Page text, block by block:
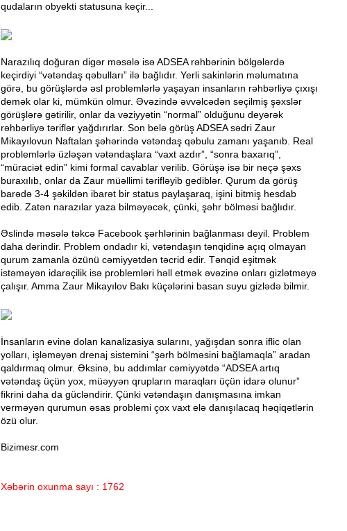
qudaların obyekti statusuna keçir...
Narazılıq doğuran digər məsələ isə ADSEA rəhbərinin bölgələrdə
keçirdiyi “vətəndaş qəbulları” ilə bağlıdır. Yerli sakinlərin məlumatına
görə, bu görüşlərdə əsl problemlərlə yaşayan insanların rəhbərliyə çıxışı
demək olar ki, mümkün olmur. Əvəzində əvvəlcədən seçilmiş şəxslər
görüşlərə gətirilir, onlar da vəziyyətin “normal” olduğunu deyərək
rəhbərliyə təriflər yağdırırlar. Son belə görüş ADSEA sədri Zaur
Mikayılovun Naftalan şəhərində vətəndaş qəbulu zamanı yaşanıb. Real
problemlərlə üzləşən vətəndaşlara “vaxt azdır”, “sonra baxarıq”,
“müraciət edin” kimi formal cavablar verilib. Görüşə isə bir neçə şəxs
buraxılıb, onlar da Zaur müəllimi tərifləyib gediblər. Qurum da görüş
barədə 3-4 şəkildən ibarət bir status paylaşaraq, işini bitmiş hesdab
edib. Zatən narazılar yaza bilməyəcək, çünki, şəhr bölməsi bağlıdır.
Əslində məsələ təkcə Facebook şərhlərinin bağlanması deyil. Problem
daha dərindir. Problem ondadır ki, vətəndaşın tənqidinə açıq olmayan
qurum zamanla özünü cəmiyyətdən təcrid edir. Tənqid eşitmək
istəməyən idarəçilik isə problemləri həll etmək əvəzinə onları gizlətməyə
çalışır. Amma Zaur Mikayılov Bakı küçələrini basan suyu gizlədə bilmir.
İnsanların evinə dolan kanalizasiya sularını, yağışdan sonra iflic olan
yolları, işləməyən drenaj sistemini “şərh bölməsini bağlamaqla” aradan
qaldırmaq olmur. Əksinə, bu addımlar cəmiyyətdə “ADSEA artıq
vətəndaş üçün yox, müəyyən qrupların maraqları üçün idarə olunur”
fikrini daha da gücləndirir. Çünki vətəndaşın danışmasına imkan
verməyən qurumun əsas problemi çox vaxt elə danışılacaq həqiqətlərin
özü olur.
Bizimesr.com
Xəbərin oxunma sayı : 1762